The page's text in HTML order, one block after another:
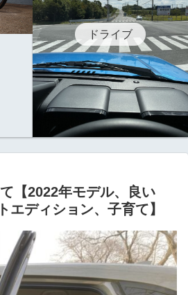
ドライブ
【2022年モデル、良い
エディション、子育て】